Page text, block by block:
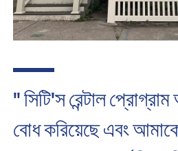
" সিটি'স রেন্টাল
বোধ করিয়েছে এবং